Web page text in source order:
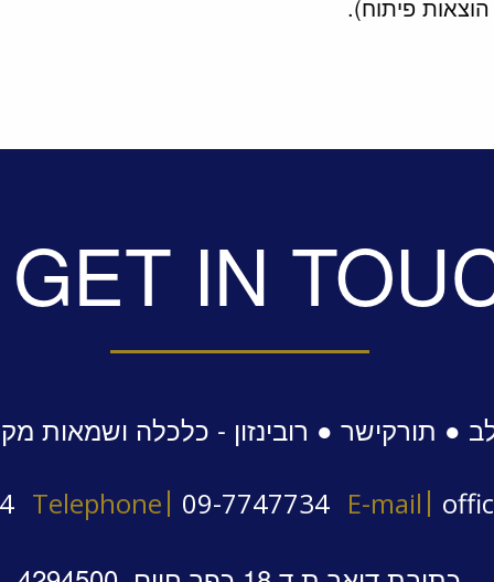
GET IN
● תורקישר ● רובינזון - כלכלה ושמאות
Telephone 09-7747734 E-mail